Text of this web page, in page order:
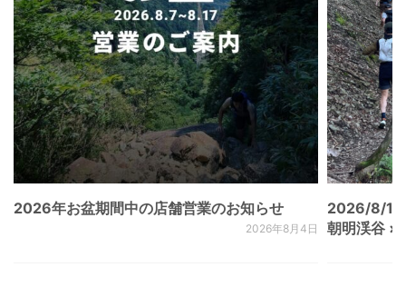
2026年お盆期間中の店舗営業のお知らせ
2026年8月4日
2026/8/
朝明渓谷 ×